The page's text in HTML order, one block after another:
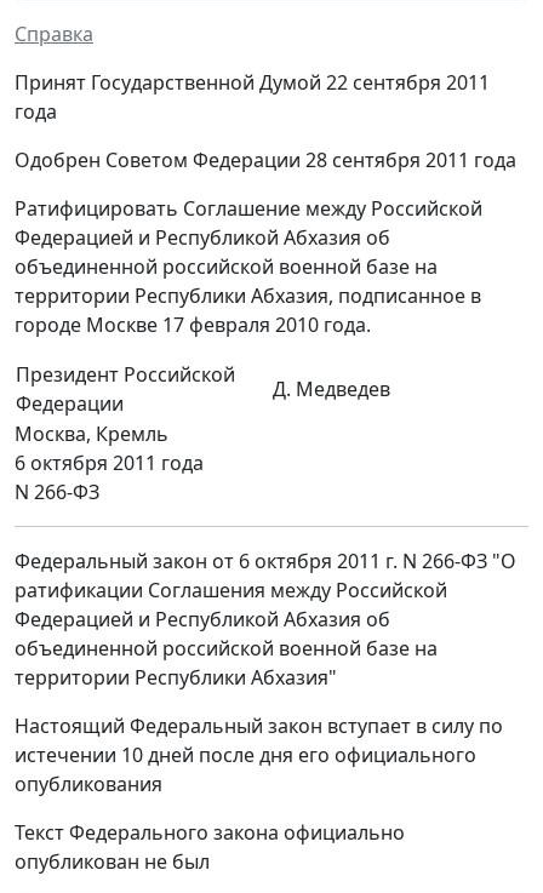
Справка
Принят Государственной Думой 22 сентября 2011
года
Одобрен Советом Федерации 28 сентября 2011 года
Ратифицировать Соглашение между Российской
Федерацией и Республикой Абхазия об
объединенной российской военной базе на
территории Республики Абхазия, подписанное в
городе Москве 17 февраля 2010 года.
Президент Российской
Федерации
Д. Медведев
Москва, Кремль
6 октября 2011 года
N 266-ФЗ
Федеральный закон от 6 октября 2011 г. N 266-ФЗ "О
ратификации Соглашения между Российской
Федерацией и Республикой Абхазия об
объединенной российской военной базе на
территории Республики Абхазия"
Настоящий Федеральный закон вступает в силу по
истечении 10 дней после дня его официального
опубликования
Текст Федерального закона официально
опубликован не был